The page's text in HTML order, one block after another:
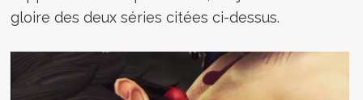
gloire des deux séries citées ci-dessus.